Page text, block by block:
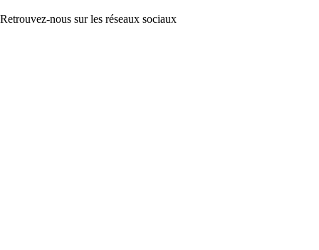
Retrouvez-nous sur les réseaux sociaux